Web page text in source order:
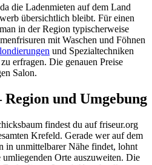
die Ladenmieten auf dem Land
übersichtlich bleibt. Für einen
in der Region typischerweise
mit Waschen und Föhnen
und Spezialtechniken
erfragen. Die genauen Preise
Salon.
und Umgebung
findest du auf friseur.org
Krefeld. Gerade wer auf dem
in unmittelbarer Nähe findet, lohnt
Orte auszuweiten. Die